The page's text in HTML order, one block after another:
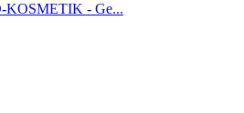
KOSMETIK - Ge...